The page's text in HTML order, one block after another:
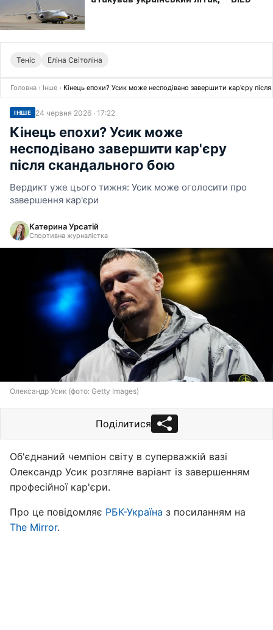
Теніс Еліна Світоліна
Головна › Інше › Кінець епохи? Усик може несподівано завершити кар'єру
ІНШЕ 24 червня 2026 · 17:22
Кінець епохи? Усик може
несподівано завершити кар'єру
після скандального бою
Вердикт уже цього тижня: Усик може оголосити про
завершення кар'єри
Катерина Урсатій
Спортивна журналістка
Олександр Усик (фото: Getty Images)
Поділитися
Об'єднаний чемпіон світу в суперважкій вазі
Олександр Усик розгляне варіант із завершенням
професійної кар'єри.
Про це повідомляє РБК-Україна з посиланням на
The Mirror.